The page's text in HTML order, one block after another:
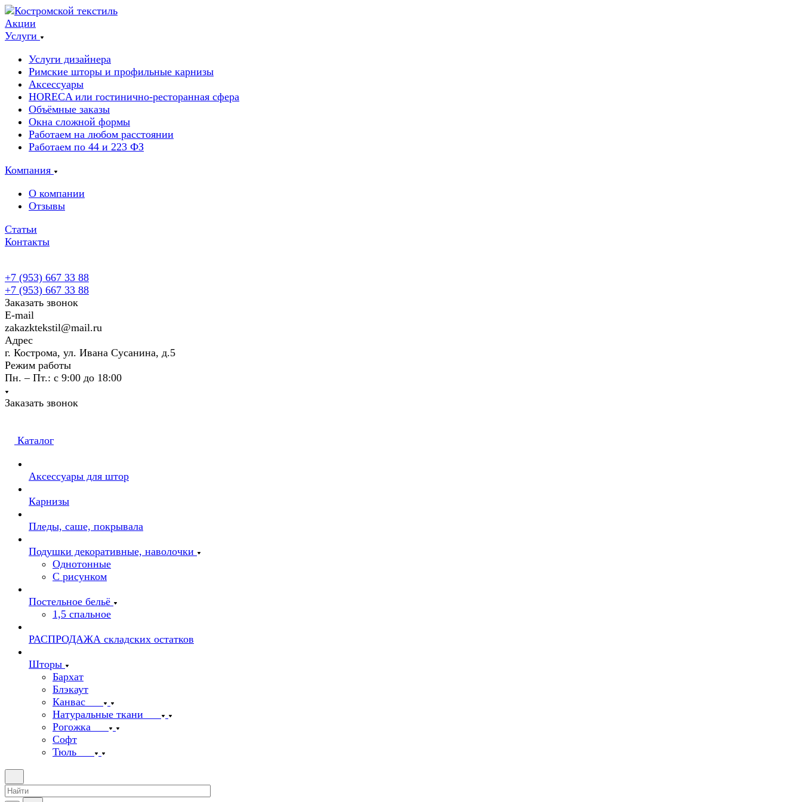
Акции
Услуги
Услуги дизайнера
Римские шторы и профильные карнизы
Аксессуары
HORECA или гостинично-ресторанная сфера
Объёмные заказы
Окна сложной формы
Работаем на любом расстоянии
Работаем по 44 и 223 ФЗ
Компания
О компании
Отзывы
Статьи
Контакты
+7 (953) 667 33 88
+7 (953) 667 33 88
Заказать звонок
E-mail
zakazktekstil@mail.ru
Адрес
г. Кострома, ул. Ивана Сусанина, д.5
Режим работы
Пн. – Пт.: с 9:00 до 18:00
Заказать звонок
Каталог
Аксессуары для штор
Карнизы
Пледы, саше, покрывала
Подушки декоративные, наволочки
Однотонные
С рисунком
Постельное бельё
1,5 спальное
РАСПРОДАЖА складских остатков
Шторы
Бархат
Блэкаут
Канвас
Натуральные ткани
Рогожка
Софт
Тюль